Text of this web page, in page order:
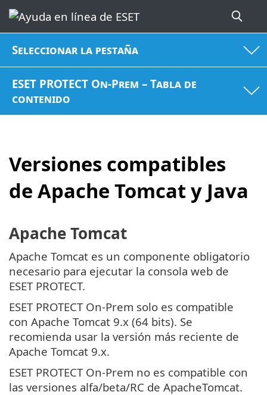
Seleccionar la pestaña
ESET PROTECT On-Prem – Tabla de
contenido
Versiones compatibles
de Apache Tomcat y Java
Apache Tomcat
Apache Tomcat es un componente obligatorio
necesario para ejecutar la consola web de
ESET PROTECT.
ESET PROTECT On-Prem solo es compatible
con Apache Tomcat 9.x (64 bits). Se
recomienda usar la versión más reciente de
Apache Tomcat 9.x.
ESET PROTECT On-Prem no es compatible con
las versiones alfa/beta/RC de ApacheTomcat.